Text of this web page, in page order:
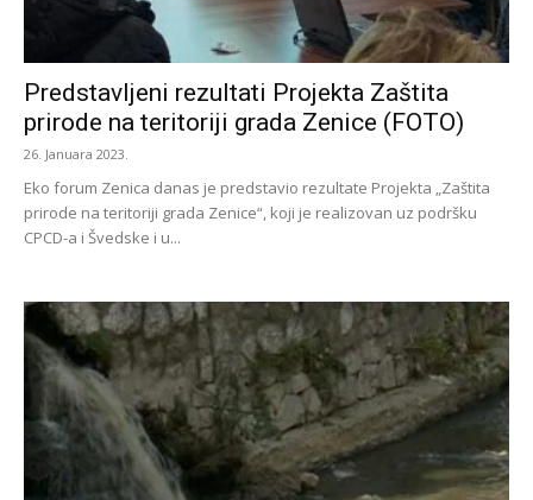
Predstavljeni rezultati Projekta Zaštita
prirode na teritoriji grada Zenice (FOTO)
26. Januara 2023.
Eko forum Zenica danas je predstavio rezultate Projekta „Zaštita
prirode na teritoriji grada Zenice“, koji je realizovan uz podršku
CPCD-a i Švedske i u...